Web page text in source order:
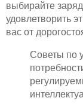
выбирайте
удовлетворить
вас от
Советы по